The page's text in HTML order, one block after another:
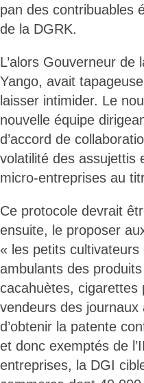
pan des contribuables
de la DGRK.
L’alors Gouverneur
Yango, avait
laisser intimider. Le
nouvelle équipe
d’accord de
volatilité des assujettis
micro-entreprises au
Ce protocole devrait
ensuite, le proposer
« les petits
ambulants des
cacahuètes, cigarettes
vendeurs des journaux
d’obtenir la patente
et donc exemptés de
entreprises, la DGI